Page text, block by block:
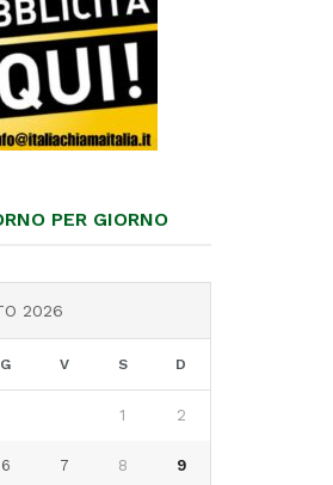
PER GIORNO
2026
G V S D
1 2
6 7 8 9